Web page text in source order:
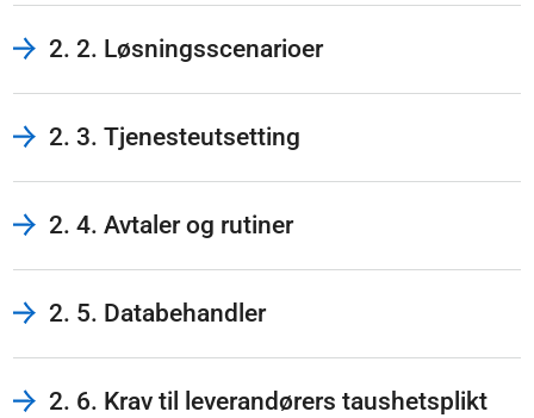
2. 2. Løsningsscenarioer
2. 3. Tjenesteutsetting
2. 4. Avtaler og rutiner
2. 5. Databehandler
2. 6. Krav til leverandørers taushetsplikt